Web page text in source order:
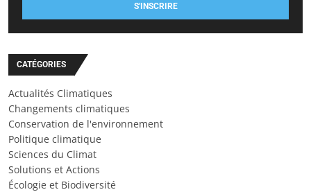
S'INSCRIRE
CATÉGORIES
Actualités Climatiques
Changements climatiques
Conservation de l'environnement
Politique climatique
Sciences du Climat
Solutions et Actions
Écologie et Biodiversité